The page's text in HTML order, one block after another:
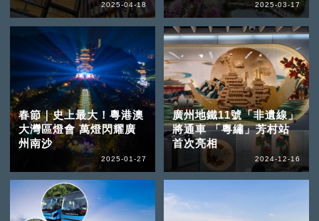
2025-04-18 2025-03-17
春節｜史上最大！粵港澳
大灣區燈會 萬燈閃耀廣
州南沙
2025-01-27
廣州地鐵11號「非遺線」
將通車 「粵繡」芳村站
首次亮相
2024-12-16